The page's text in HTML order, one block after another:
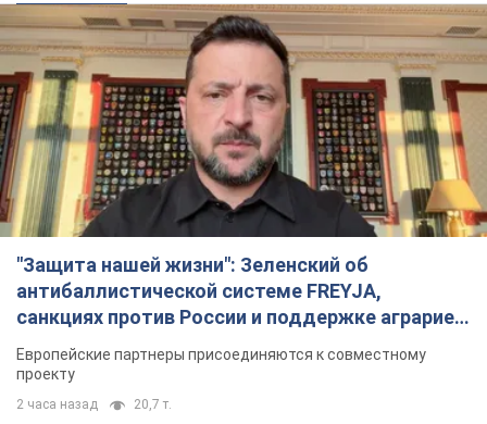
"Защита нашей жизни": Зеленский об
антибаллистической системе FREYJA,
санкциях против России и поддержке аграриев.
Видео
Европейские партнеры присоединяются к совместному
проекту
2 часа назад 20,7 т.